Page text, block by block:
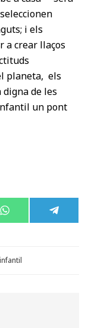
i els
a crear llaços
planeta, els
de les
un pont
Share
on
W
h
A
Share
on
e